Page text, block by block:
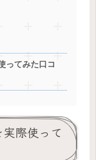
ってみた口コ
際使って